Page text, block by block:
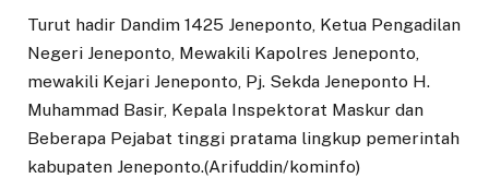
Turut hadir Dandim 1425 Jeneponto, Ketua Pengadilan
Negeri Jeneponto, Mewakili Kapolres Jeneponto,
mewakili Kejari Jeneponto, Pj. Sekda Jeneponto H.
Muhammad Basir, Kepala Inspektorat Maskur dan
Beberapa Pejabat tinggi pratama lingkup pemerintah
kabupaten Jeneponto.(Arifuddin/kominfo)